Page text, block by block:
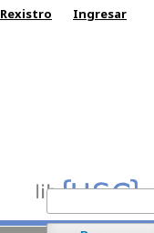
Rexistro Ingresar